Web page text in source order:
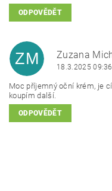
ODPOVĚDĚT
ZM Zuzana
18.3.2025 09:36
Moc příjemný oční krém, je
koupím další.
ODPOVĚDĚT